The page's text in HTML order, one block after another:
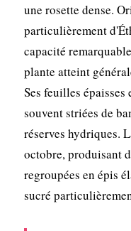
une rosette dense.
particulièrement
capacité
plante atteint
Ses feuilles
souvent striées de
réserves hydriques.
octobre, produisant
regroupées en épis
sucré